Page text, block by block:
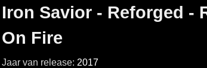
Iron Savior - Reforged -
On Fire
Jaar van release: 2017